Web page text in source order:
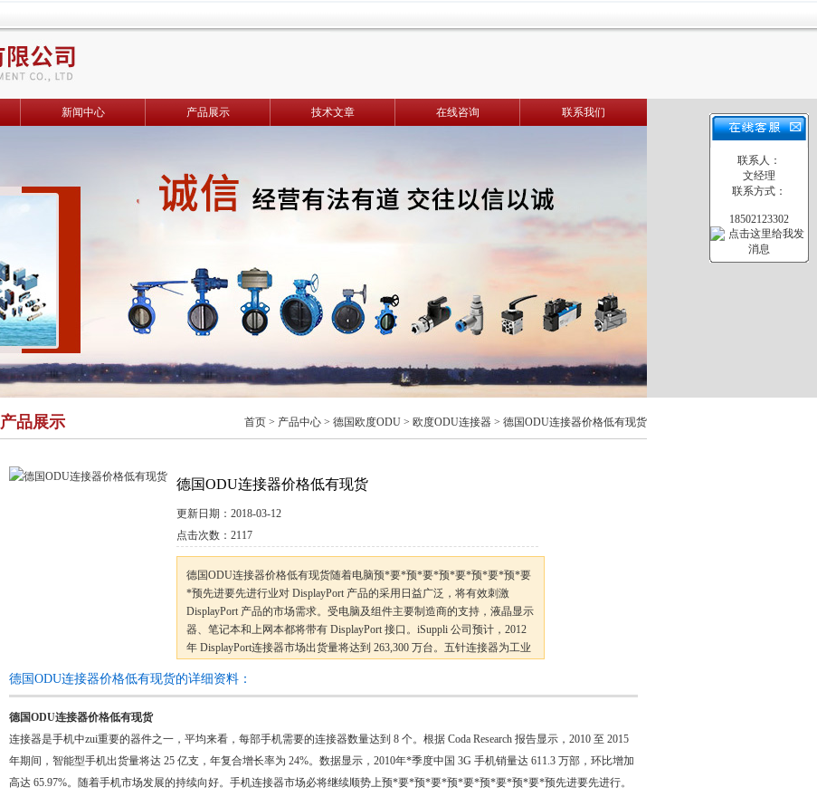
新闻中心 产品展示 技术文章 在线咨询 联系我们
产品展示 首页 > 产品中心 > 德国欧度ODU > 欧度ODU连接器 > 德国ODU连接器价格低有现货
德国ODU连接器价格低有现货
更新日期： 2018-03-12
点击次数： 2117
德国ODU连接器价格低有现货随着电脑预*要*预*要*预*要*预*要*预*要
*预先进要先进行业对 DisplayPort 产品的采用日益广泛，将有效刺激
DisplayPort 产品的市场需求。受电脑及组件主要制造商的支持，液晶显示
器、笔记本和上网本都将带有 DisplayPort 接口。iSuppli 公司预计，2012
年 DisplayPort连接器市场出货量将达到 263,300 万台。五针连接器为工业
德国ODU连接器价格低有现货的详细资料：
德国ODU连接器价格低有现货
连接器是手机中zui重要的器件之一，平均来看，每部手机需要的连接器数量达到 8 个。根据 Coda Research 报告显示，2010 至 2015
年期间，智能型手机出货量将达 25 亿支，年复合增长率为 24%。数据显示，2010年*季度中国 3G 手机销量达 611.3 万部，环比增加
高达 65.97%。随着手机市场发展的持续向好。手机连接器市场必将继续顺势上预*要*预*要*预*要*预*要*预*要*预先进要先进行。
联系人：
文经理
联系方式：
18502123302